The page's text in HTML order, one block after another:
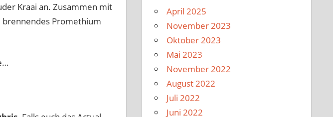
Kraai an. Zusammen mit
Promethium
April 2025
November 2023
Oktober 2023
Mai 2023
November 2022
August 2022
Juli 2022
Juni 2022